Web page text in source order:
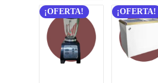
¡OFERTA! ¡OFERTA!